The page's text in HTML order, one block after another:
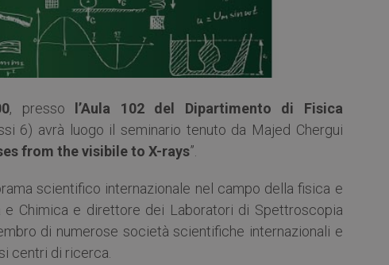
, presso
l’Aula 102 del Dipartimento di Fisica
6) avrà luogo il seminario tenuto da Majed Chergui
from the visibile to X-rays”.
scientifico internazionale nel campo della fisica e
Chimica e direttore dei Laboratori di Spettroscopia
di numerose società scientifiche internazionali e
centri di ricerca.